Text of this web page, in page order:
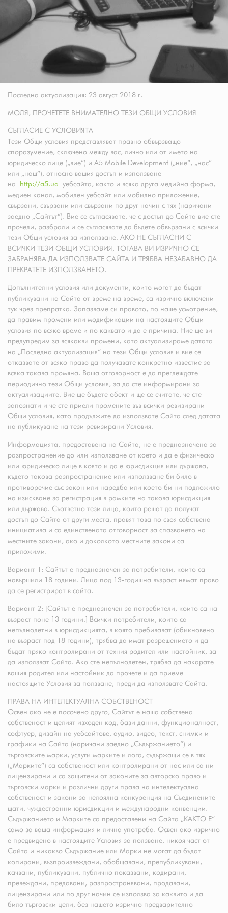
Последна актуализация: 23 август 2018 г.
МОЛЯ, ПРОЧЕТЕТЕ ВНИМАТЕЛНО ТЕЗИ ОБЩИ УСЛОВИЯ
СЪГЛАСИЕ С УСЛОВИЯТА
Тези Общи условия представляват правно обвързващо
споразумение, сключено между вас, лично или от името на
юридическо лице („вие“) и A5 Mobile Development („ние“, „нас“
или „наш“), относно вашия достъп и използване
на http://a5.ua уебсайта, както и всяка друга медийна форма,
медиен канал, мобилен уебсайт или мобилно приложение,
свързани, свързани или свързани по друг начин с тях (наричани
заедно „Сайтът“). Вие се съгласявате, че с достъп до Сайта вие сте
прочели, разбрали и се съгласявате да бъдете обвързани с всички
тези Общи условия за използване. АКО НЕ СЪГЛАСНИ С
ВСИЧКИ ТЕЗИ ОБЩИ УСЛОВИЯ, ТОГАВА ВИ ИЗРИЧНО СЕ
ЗАБРАНЯВА ДА ИЗПОЛЗВАТЕ САЙТА И ТРЯБВА НЕЗАБАВНО ДА
ПРЕКРАТЕТЕ ИЗПОЛЗВАНЕТО.
Допълнителни условия или документи, които могат да бъдат
публикувани на Сайта от време на време, са изрично включени
тук чрез препратка. Запазваме си правото, по наше усмотрение,
да правим промени или модификации на настоящите Общи
условия по всяко време и по каквато и да е причина. Ние ще ви
предупредим за всякакви промени, като актуализираме датата
на „Последна актуализация“ на тези Общи условия и вие се
отказвате от всяко право да получавате конкретно известие за
всяка такава промяна. Ваша отговорност е да преглеждате
периодично тези Общи условия, за да сте информирани за
актуализациите. Вие ще бъдете обект и ще се считате, че сте
запознати и че сте приели промените във всички ревизирани
Общи условия, като продължите да използвате Сайта след датата
на публикуване на тези ревизирани Условия.
Информацията, предоставена на Сайта, не е предназначена за
разпространение до или използване от което и да е физическо
или юридическо лице в която и да е юрисдикция или държава,
където такова разпространение или използване би било в
противоречие със закон или наредба или което би ни подложило
на изискване за регистрация в рамките на такова юрисдикция
или държава. Съответно тези лица, които решат да получат
достъп до Сайта от други места, правят това по своя собствена
инициатива и са единствената отговорност за спазването на
местните закони, ако и доколкото местните закони са
приложими.
Вариант 1: Сайтът е предназначен за потребители, които са
навършили 18 години. Лица под 13-годишна възраст нямат право
да се регистрират в сайта.
Вариант 2: [Сайтът е предназначен за потребители, които са на
възраст поне 13 години.] Всички потребители, които са
непълнолетни в юрисдикцията, в която пребивават (обикновено
на възраст под 18 години), трябва да имат разрешението и да
бъдат пряко контролирани от техния родител или настойник, за
да използват Сайта. Ако сте непълнолетен, трябва да накарате
вашия родител или настойник да прочете и да приеме
настоящите Условия за ползване, преди да използвате Сайта.
ПРАВА НА ИНТЕЛЕКТУАЛНА СОБСТВЕНОСТ
Освен ако не е посочено друго, Сайтът е наша собствена
собственост и целият изходен код, бази данни, функционалност,
софтуер, дизайн на уебсайтове, аудио, видео, текст, снимки и
графики на Сайта (наричани заедно „Съдържанието“) и
търговските марки, услуги марките и лога, съдържащи се в тях
(„Марките“) са собственост или контролирани от нас или са ни
лицензирани и са защитени от законите за авторско право и
търговски марки и различни други права на интелектуална
собственост и закони за нелоялна конкуренция на Съединените
щати, чуждестранни юрисдикции и международни конвенции.
Съдържанието и Марките са предоставени на Сайта „КАКТО Е“
само за ваша информация и лична употреба. Освен ако изрично
е предвидено в настоящите Условия за ползване, никоя част от
Сайта и никакво Съдържание или Марки не могат да бъдат
копирани, възпроизвеждани, обобщавани, препубликувани,
качвани, публикувани, публично показвани, кодирани,
превеждани, предавани, разпространявани, продавани,
лицензирани или по друг начин се използва за каквито и да
било търговски цели, без нашето изрично предварително